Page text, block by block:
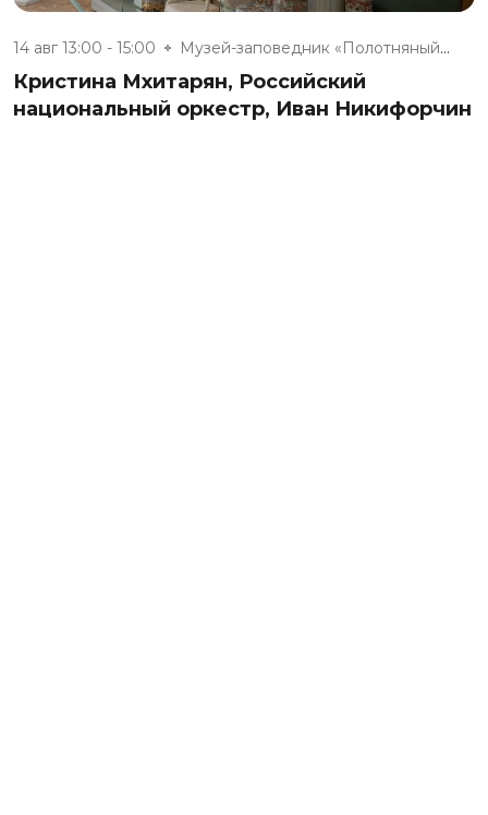
14 авг 13:00 - 15:00 Музей-заповедник «Полотняный З...
Кристина Мхитарян, Российский
национальный оркестр, Иван Никифорчин